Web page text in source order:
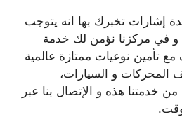
إشارات تخبرك بها انه يتوجب
و في مركزنا نؤمن لك خدمة
تأمين نوعيات ممتازة عالمية
المحركات و السيارات،
من خدمتنا هذه و الإتصال بنا عبر
وقت.